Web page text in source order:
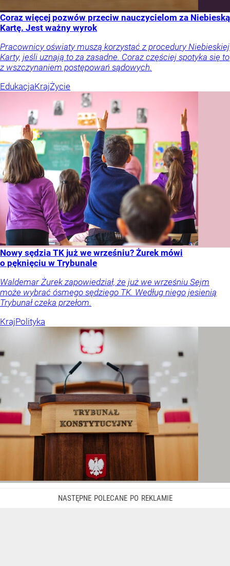
Coraz więcej pozwów przeciw nauczycielom za Niebieską
Kartę. Jest ważny wyrok
Pracownicy oświaty muszą korzystać z procedury Niebieskiej
Karty, jeśli uznają to za zasadne. Coraz częściej spotyka się to
z wszczynaniem postępowań sądowych.
EdukacjaKrajŻycie
Nowy sędzia TK już we wrześniu? Żurek mówi
o pęknięciu w Trybunale
Waldemar Żurek zapowiedział, że już we wrześniu Sejm
może wybrać ósmego sędziego TK. Według niego jesienią
Trybunał czeka przełom.
KrajPolityka